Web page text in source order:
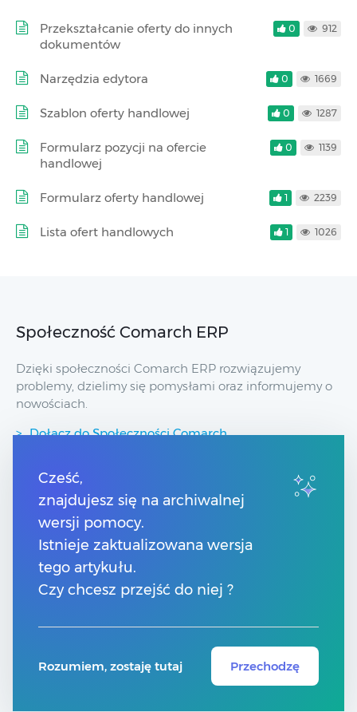
Przekształcanie oferty do innych
dokumentów
0 912
Narzędzia edytora 0 1669
Szablon oferty handlowej 0 1287
Formularz pozycji na ofercie
handlowej
0 1139
Formularz oferty handlowej 1 2239
Lista ofert handlowych 1 1026
Społeczność Comarch ERP
Dzięki społeczności Comarch ERP rozwiązujemy
problemy, dzielimy się pomysłami oraz informujemy o
nowościach.
Dołącz do Społeczności Comarch
Przydatne linki
Strony dla Klientów
Strony dla Partnerów
Kontakt
Znajdź Partnera Comarch
Cześć,
znajdujesz się na archiwalnej
wersji pomocy.
Istnieje zaktualizowana wersja
tego artykułu.
Czy chcesz przejść do niej ?
Rozumiem, zostaję tutaj Przechodzę